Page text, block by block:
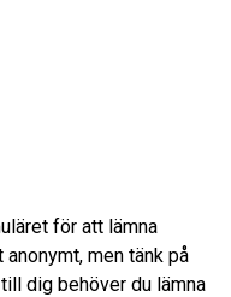
för att lämna
men tänk på
dig behöver du lämna